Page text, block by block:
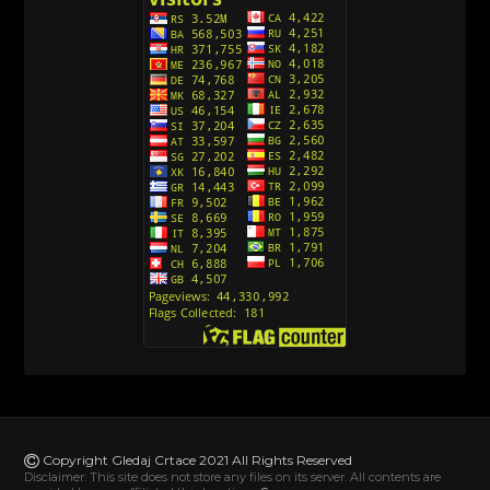
Avanture Kida Opasnost (Sinhronizovano na
Action Man (Sinhronizovano na Hrvatski)
Action Man (2000) Sinhronizovano na Hrvatski
Andjeoski Prijatelji (Sinhronizovano na Srpski)
Ajkuca (Sharkdog) Sinhronizovano na Srpski
Alvin i veverice (Alvinnn!!! And the Chipmunks)
Sinhronizovano na Srpski
Avanture Mačka u čizmama (Sinhronizovano na
[78]
Copyright Gledaj Crtace 2021 All Rights Reserved
Disclaimer: This site does not store any files on its server. All contents are